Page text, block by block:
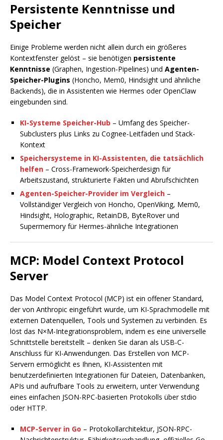
Persistente Kenntnisse und
Speicher
Einige Probleme werden nicht allein durch ein größeres
Kontextfenster gelöst – sie benötigen persistente
Kenntnisse (Graphen, Ingestion-Pipelines) und Agenten-
Speicher-Plugins (Honcho, Mem0, Hindsight und ähnliche
Backends), die in Assistenten wie Hermes oder OpenClaw
eingebunden sind.
KI-Systeme Speicher-Hub – Umfang des Speicher-
Subclusters plus Links zu Cognee-Leitfäden und Stack-
Kontext
Speichersysteme in KI-Assistenten, die tatsächlich
helfen – Cross-Framework-Speicherdesign für
Arbeitszustand, strukturierte Fakten und Abrufschichten
Agenten-Speicher-Provider im Vergleich –
Vollständiger Vergleich von Honcho, OpenViking, Mem0,
Hindsight, Holographic, RetainDB, ByteRover und
Supermemory für Hermes-ähnliche Integrationen
MCP: Model Context Protocol
Server
Das Model Context Protocol (MCP) ist ein offener Standard,
der von Anthropic eingeführt wurde, um KI-Sprachmodelle mit
externen Datenquellen, Tools und Systemen zu verbinden. Es
löst das N×M-Integrationsproblem, indem es eine universelle
Schnittstelle bereitstellt – denken Sie daran als USB-C-
Anschluss für KI-Anwendungen. Das Erstellen von MCP-
Servern ermöglicht es Ihnen, KI-Assistenten mit
benutzerdefinierten Integrationen für Dateien, Datenbanken,
APIs und aufrufbare Tools zu erweitern, unter Verwendung
eines einfachen JSON-RPC-basierten Protokolls über stdio
oder HTTP.
MCP-Server in Go – Protokollarchitektur, JSON-RPC-